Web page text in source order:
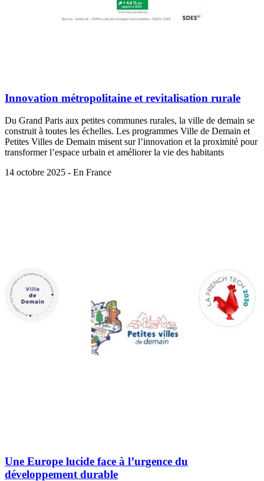
Innovation métropolitaine et revitalisation rurale
Du Grand Paris aux petites communes rurales, la ville de demain se
construit à toutes les échelles. Les programmes Ville de Demain et
Petites Villes de Demain misent sur l’innovation et la proximité pour
transformer l’espace urbain et améliorer la vie des habitants
14 octobre 2025 - En France
Une Europe lucide face à l’urgence du
développement durable